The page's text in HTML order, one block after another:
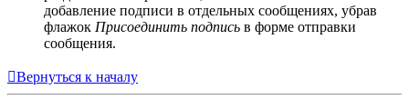
добавление подписи в отдельных сообщениях, убрав
флажок Присоединить подпись в форме отправки
сообщения.
Вернуться к началу